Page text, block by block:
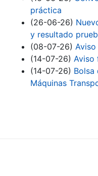
práctica
(26-06-26)
y resultado
(08-07-26)
(14-07-26) Aviso
(14-07-26)
Máquinas